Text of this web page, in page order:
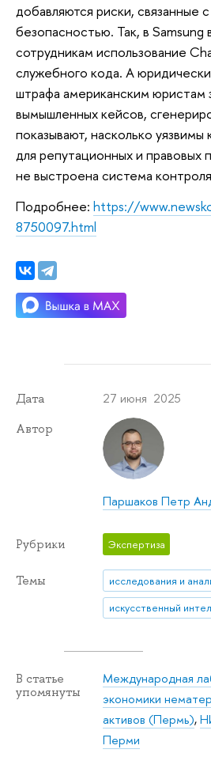
добавляются риски, связанные
безопасностью. Так, в Samsung
сотрудникам использование
служебного кода. А
штрафа американским юристам
вымышленных кейсов,
показывают, насколько уязвимы
для репутационных и правовых
не выстроена система
Подробнее: https://
8750097.html
Дата 27 июня 2025
Автор
Паршаков Петр
Рубрики Экспертиза
Темы
исследования и
искусственный
В статье
упомянуты
Международная
экономики
активов (Пермь),
Перми